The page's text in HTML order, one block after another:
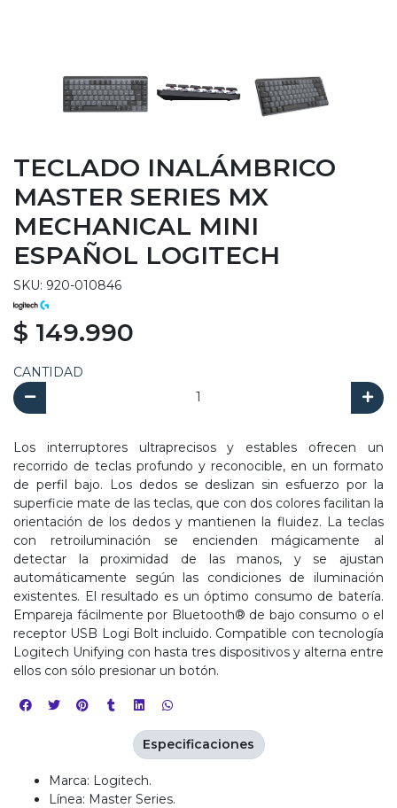
TECLADO INALÁMBRICO
MASTER SERIES MX
MECHANICAL MINI
ESPAÑOL LOGITECH
SKU: 920-010846
$ 149.990
CANTIDAD
Los interruptores ultraprecisos y estables ofrecen un
recorrido de teclas profundo y reconocible, en un formato
de perfil bajo. Los dedos se deslizan sin esfuerzo por la
superficie mate de las teclas, que con dos colores facilitan la
orientación de los dedos y mantienen la fluidez. La teclas
con retroiluminación se encienden mágicamente al
detectar la proximidad de las manos, y se ajustan
automáticamente según las condiciones de iluminación
existentes. El resultado es un óptimo consumo de batería.
Empareja fácilmente por Bluetooth® de bajo consumo o el
receptor USB Logi Bolt incluido. Compatible con tecnología
Logitech Unifying con hasta tres dispositivos y alterna entre
ellos con sólo presionar un botón.
Marca: Logitech.
Línea: Master Series.
Especificaciones